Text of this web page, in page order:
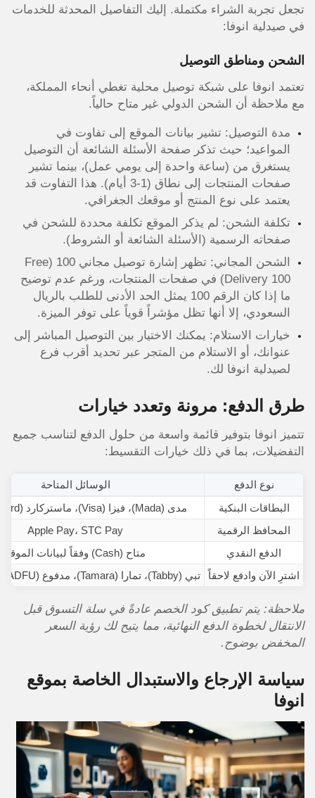
تجعل تجربة الشراء مكتملة. إليك التفاصيل المحدثة للخدمات
في صيدلية انوفا:
الشحن ومناطق التوصيل
تعتمد انوفا على شبكة توصيل محلية تغطي أنحاء المملكة،
مع ملاحظة أن الشحن الدولي غير متاح حالياً.
مدة التوصيل: تشير بيانات الموقع إلى تفاوت في
المواعيد؛ حيث تذكر صفحة الأسئلة الشائعة أن التوصيل
يستغرق من (ساعة واحدة إلى يومي عمل)، بينما تشير
صفحات المنتجات إلى نطاق (1-3 أيام). هذا التفاوت قد
يعتمد على نوع المنتج أو موقعك الجغرافي.
تكلفة الشحن: لم يذكر الموقع تكلفة محددة للشحن في
صفحاته الرسمية (الأسئلة الشائعة أو الشروط).
الشحن المجاني: تظهر إشارة توصيل مجاني 100 (Free
Delivery 100) في صفحات المنتجات، ورغم عدم توضيح
ما إذا كان الرقم 100 يمثل الحد الأدنى للطلب بالريال
السعودي، إلا أنها تظل مؤشراً قوياً على توفر الميزة.
خيارات الاستلام: يمكنك الاختيار بين التوصيل المباشر إلى
عنوانك، أو الاستلام من المتجر عبر تحديد أقرب فرع
لصيدلية انوفا لك.
طرق الدفع: مرونة وتعدد خيارات
تتميز انوفا بتوفير قائمة واسعة من حلول الدفع لتناسب جميع
التفضيلات، بما في ذلك خيارات التقسيط:
نوع الدفع
الوسائل المتاحة
البطاقات البنكية
مدى (Mada)، فيزا (Visa)، ماستركارد (Mastercard)
المحافظ الرقمية
Apple Pay، STC Pay
الدفع النقدي
متاح (Cash) وفقاً لبيانات الموقع
اشترِ الآن وادفع لاحقاً
تبي (Tabby)، تمارا (Tamara)، مدفوع (MADFU)، Mis Pay
ملاحظة: يتم تطبيق كود الخصم عادةً في سلة التسوق قبل
الانتقال لخطوة الدفع النهائية، مما يتيح لك رؤية السعر
المخفض بوضوح.
سياسة الإرجاع والاستبدال الخاصة بموقع
انوفا